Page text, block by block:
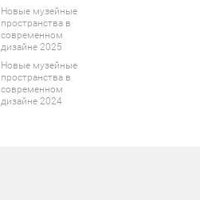
Новые музейные
пространства в
современном
дизайне 2025
Новые музейные
пространства в
современном
дизайне 2024